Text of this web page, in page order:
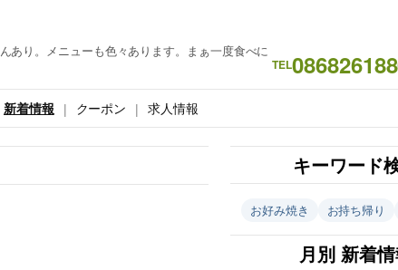
あり。メニューも色々あります。まぁ一度食べに
TEL
新着情報 クーポン 求人情報
キーワード
お好み焼き お持ち帰り
月別 新着